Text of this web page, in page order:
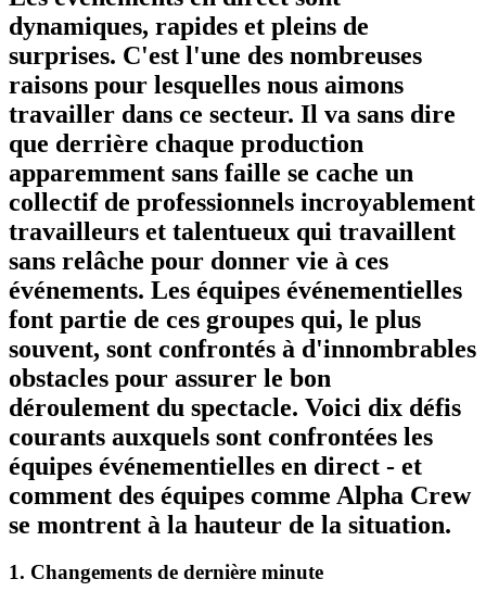
dynamiques, rapides et pleins de
surprises. C'est l'une des nombreuses
raisons pour lesquelles nous aimons
travailler dans ce secteur. Il va sans dire
que derrière chaque production
apparemment sans faille se cache un
collectif de professionnels incroyablement
travailleurs et talentueux qui travaillent
sans relâche pour donner vie à ces
événements. Les équipes événementielles
font partie de ces groupes qui, le plus
souvent, sont confrontés à d'innombrables
obstacles pour assurer le bon
déroulement du spectacle. Voici dix défis
courants auxquels sont confrontées les
équipes événementielles en direct - et
comment des équipes comme Alpha Crew
se montrent à la hauteur de la situation.
1. Changements de dernière minute